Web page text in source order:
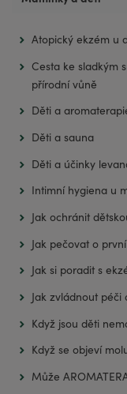
Atopický ekzém u
Cesta ke sladkým
přírodní vůně
Děti a
Děti a sauna
Děti a účinky
Intimní hygiena u
Jak ochránit
Jak pečovat o
Jak si poradit s
Jak zvládnout
Když jsou děti
Když se objeví
Může